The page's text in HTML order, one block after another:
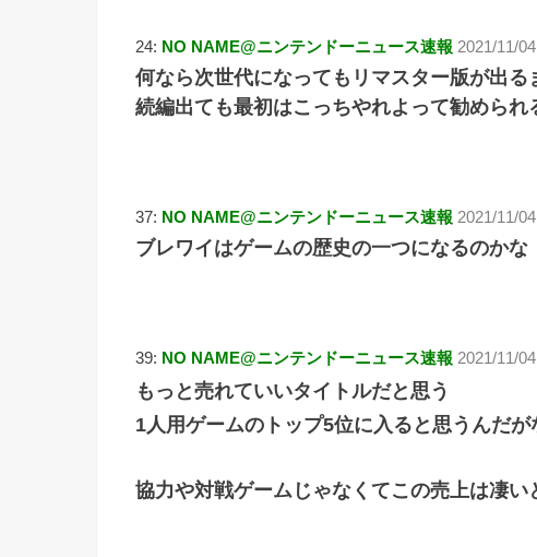
24: NO NAME@ニンテンドーニュース速報 2021/11/
何なら次世代になってもリマスター版が出る
続編出ても最初はこっちやれよって勧められ
37: NO NAME@ニンテンドーニュース速報 2021/11/
ブレワイはゲームの歴史の一つになるのかな
39: NO NAME@ニンテンドーニュース速報 2021/11/
もっと売れていいタイトルだと思う
1人用ゲームのトップ5位に入ると思うんだが
協力や対戦ゲームじゃなくてこの売上は凄い